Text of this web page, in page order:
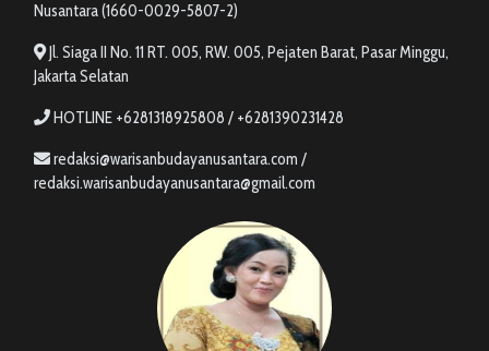
Nusantara (1660-0029-5807-2)
Jl. Siaga II No. 11 RT. 005, RW. 005, Pejaten Barat, Pasar Minggu,
Jakarta Selatan
HOTLINE +6281318925808 / +6281390231428
redaksi@warisanbudayanusantara.com /
redaksi.warisanbudayanusantara@gmail.com